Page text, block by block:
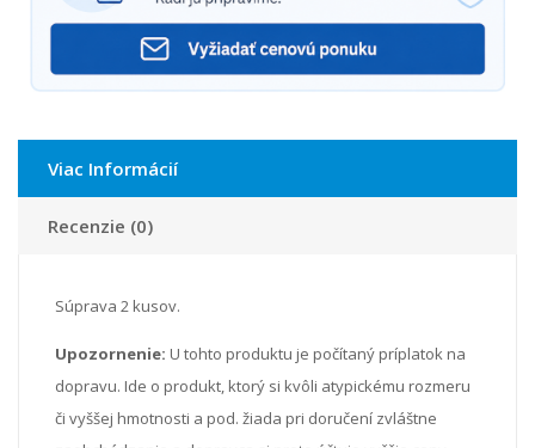
Viac Informácií
Recenzie (0)
Súprava 2 kusov.
Upozornenie: U tohto produktu je počítaný príplatok na
dopravu. Ide o produkt, ktorý si kvôli atypickému rozmeru
či vyššej hmotnosti a pod. žiada pri doručení zvláštne